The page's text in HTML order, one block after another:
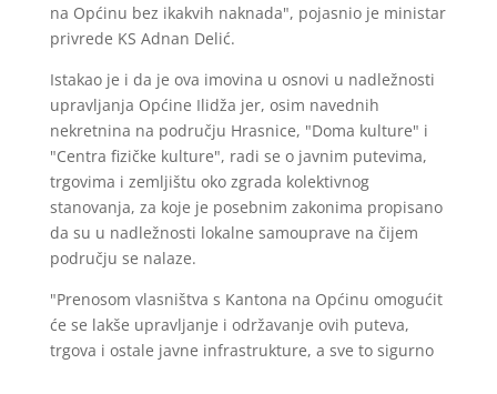
na Općinu bez ikakvih naknada", pojasnio je ministar
privrede KS Adnan Delić.
Istakao je i da je ova imovina u osnovi u nadležnosti
upravljanja Općine Ilidža jer, osim navednih
nekretnina na području Hrasnice, "Doma kulture" i
"Centra fizičke kulture", radi se o javnim putevima,
trgovima i zemljištu oko zgrada kolektivnog
stanovanja, za koje je posebnim zakonima propisano
da su u nadležnosti lokalne samouprave na čijem
području se nalaze.
"Prenosom vlasništva s Kantona na Općinu omogućit
će se lakše upravljanje i održavanje ovih puteva,
trgova i ostale javne infrastrukture, a sve to sigurno